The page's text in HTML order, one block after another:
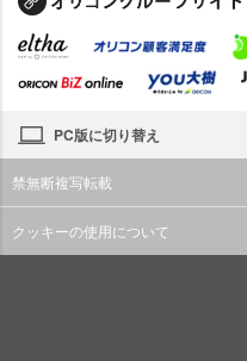
PC版に切り替え
禁無断複写転載
クッキーの使用について